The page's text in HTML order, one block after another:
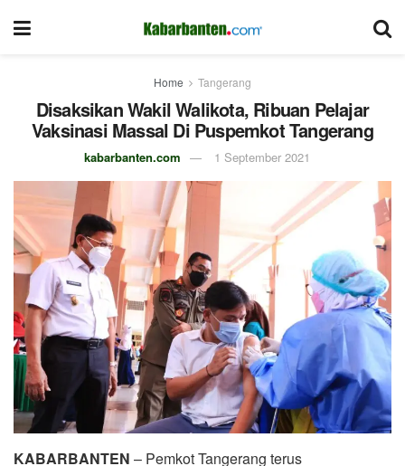
Home Tangerang
Disaksikan Wakil Walikota, Ribuan Pelajar
Vaksinasi Massal Di Puspemkot Tangerang
kabarbanten.com 1 September 2021
KABARBANTEN – Pemkot Tangerang terus